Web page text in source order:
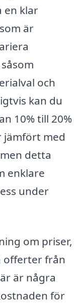
en klar
är
och
kan du
10% till 20%
med
detta
enklare
under
om priser,
offerter från
är några
för